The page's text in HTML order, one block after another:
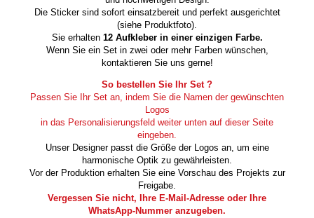
Die Sticker sind sofort einsatzbereit und perfekt ausgerichtet
(siehe Produktfoto).
Sie erhalten 12 Aufkleber in einer einzigen Farbe.
Wenn Sie ein Set in zwei oder mehr Farben wünschen,
kontaktieren Sie uns gerne!
So bestellen Sie Ihr Set ?
Passen Sie Ihr Set an, indem Sie die Namen der gewünschten
Logos
in das Personalisierungsfeld weiter unten auf dieser Seite
eingeben.
Unser Designer passt die Größe der Logos an, um eine
harmonische Optik zu gewährleisten.
Vor der Produktion erhalten Sie eine Vorschau des Projekts zur
Freigabe.
Vergessen Sie nicht, Ihre E-Mail-Adresse oder Ihre
WhatsApp-Nummer anzugeben.